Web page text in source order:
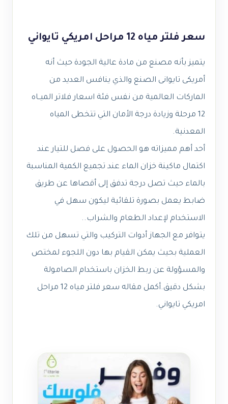
سعر فلتر مياه 12 مراحل امريكي تايواني
يتميز بأنه مصنع من مادة عالية الجودة حيث أنه
أمريكى تايوانى الصنع والذي ينافس العديد من
الماركات العالمية من نفس فئة اسعار فلاتر الميــاه
12 مرحلة وزيادة درجة الأمان التي تتخطى المياه
المعدنية.
أحد أهم مميزاته هو الحصول على فصل للتيار عند
اكتمال ماكينة خزان الماء عند تجميع الكمية المناسبة
بالماء حيث تصل درجة تدفق إلى أقصاها عن طريق
ضابط يعمل بصورة تلقائية ليكون سهل في
الاستخدام لإعداد الطعام والشراب..
يتوافر مع الجهاز أدوات التركيب والتي تسهل من تلك
العملية بحيث يمكن القيام بها دون اللجوء لمختص
والمسؤولة عن ربط الخزان باستخدام الصامولة
بشكل دقيق.أكمل مقاله
سعر فلتر مياه 12 مراحل
امريكي تايواني.